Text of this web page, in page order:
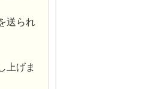
送られ
上げま